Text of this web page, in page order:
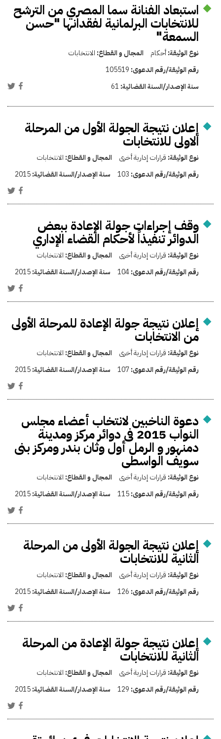
استبعاد الفنانة سما المصري من الترشح
للانتخابات البرلمانية لفقدانها "حسن
السمعة"
نوع الوثيقة:أحكام المجال و القطاع: الانتخابات
رقم الوثيقة/رقم الدعوى: 105519
سنة الإصدار/السنة القضائية: 61
إعلان نتيجة الجولة الأول من المرحلة
الاولى للانتخابات
نوع الوثيقة: قرارات إدارية أخرى المجال و القطاع: الانتخابات
رقم الوثيقة/رقم الدعوى: 103 سنة الإصدار/السنة القضائية:2015
وقف إجراءات جولة الإعادة ببعض
الدوائر تنفيذاً لأحكام القضاء الإداري
نوع الوثيقة: قرارات إدارية أخرى المجال و القطاع: الانتخابات
رقم الوثيقة/رقم الدعوى:104 سنة الإصدار/السنة القضائية:2015
إعلان نتيجة جولة الإعادة للمرحلة الأولى
من الانتخابات
نوع الوثيقة: قرارات إدارية أخرى المجال و القطاع: الانتخابات
رقم الوثيقة/رقم الدعوى:107 سنة الإصدار/السنة القضائية:2015
دعوة الناخبين لانتخاب أعضاء مجلس
النواب 2015 فى دوائر مركز ومدينة
دمنهور و الرمل أول وثان بندر ومركز بنى
سويف الواسطى
نوع الوثيقة: قرارات إدارية أخرى المجال و القطاع: الانتخابات
رقم الوثيقة/رقم الدعوى:115 سنة الإصدار/السنة القضائية:2015
إعلان نتيجة الجولة الأولى من المرحلة
الثانية للانتخابات
نوع الوثيقة: قرارات إدارية أخرى المجال و القطاع: الانتخابات
رقم الوثيقة/رقم الدعوى: 126 سنة الإصدار/السنة القضائية:2015
إعلان نتيجة جولة الإعادة من المرحلة
الثانية للانتخابات
نوع الوثيقة: قرارات إدارية أخرى المجال و القطاع: الانتخابات
رقم الوثيقة/رقم الدعوى: 129 سنة الإصدار/السنة القضائية:2015